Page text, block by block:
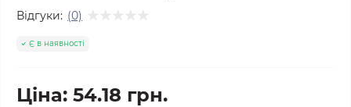
Відгуки: (0)
Є в наявності
Ціна: 54.18 грн.